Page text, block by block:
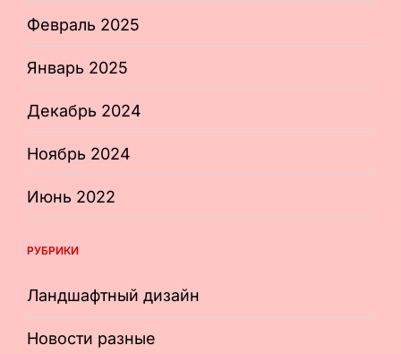
Февраль 2025
Январь 2025
Декабрь 2024
Ноябрь 2024
Июнь 2022
РУБРИКИ
Ландшафтный дизайн
Новости разные